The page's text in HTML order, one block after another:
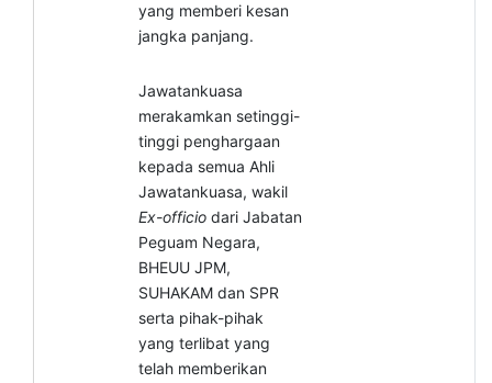
yang memberi kesan
jangka panjang.
Jawatankuasa
merakamkan setinggi-
tinggi penghargaan
kepada semua Ahli
Jawatankuasa, wakil
Ex-officio dari Jabatan
Peguam Negara,
BHEUU JPM,
SUHAKAM dan SPR
serta pihak-pihak
yang terlibat yang
telah memberikan